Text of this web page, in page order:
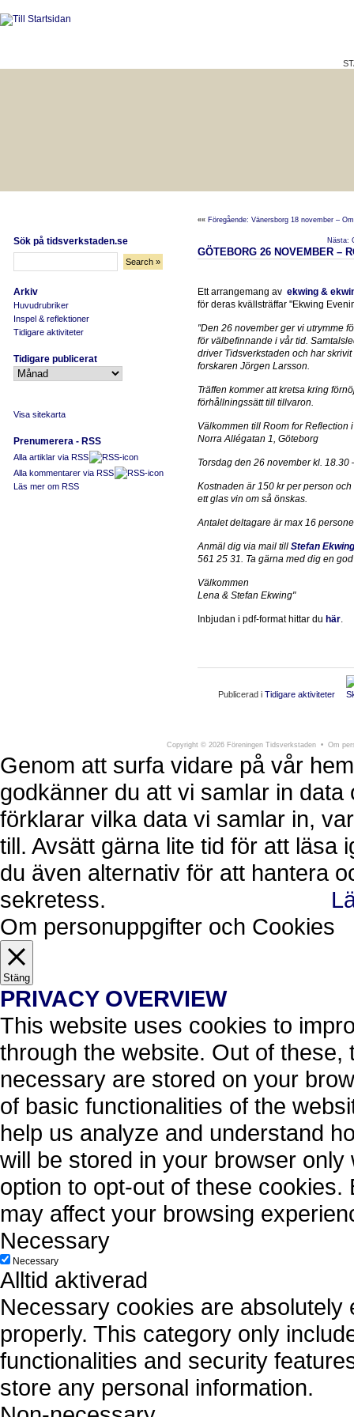
Sök på tidsverkstaden.se
Arkiv
Huvudrubriker
Inspel & reflektioner
Tidigare aktiviteter
Tidigare publicerat
Visa sitekarta
Prenumerera - RSS
Alla artiklar via RSS
Alla kommentarer via RSS
Läs mer om RSS
«« Föregående: Vänersborg 18 november –
Nästa:
GÖTEBORG 26 NOVEMBER –
Ett arrangemang av ekwing &
för deras kvällsträffar "Ekwing
"Den 26 november ger vi utrymme
för välbefinnande i vår tid.
driver Tidsverkstaden och har
forskaren Jörgen Larsson.
Träffen kommer att kretsa kring
förhållningssätt till tillvaron.
Välkommen till Room for Reflection
Norra Allégatan 1, Göteborg
Torsdag den 26 november kl. 18.30
Kostnaden är 150 kr per person
ett glas vin om så önskas.
Antalet deltagare är max 16
Anmäl dig via mail till Stefan Ekwing
561 25 31. Ta gärna med dig en
Välkommen
Lena & Stefan Ekwing"
Inbjudan i pdf-format hittar du här.
Publicerad i Tidigare aktiviteter
Copyright © 2026 Föreningen Tidsverkstaden • Om
Genom att surfa vidare på vår
godkänner du att vi samlar in
förklarar vilka data vi samlar in,
till. Avsätt gärna lite tid för att läsa
du även alternativ för att hantera
sekretess.
Om personuppgifter och Cookies
Stäng
PRIVACY OVERVIEW
This website uses cookies to
through the website. Out of
necessary are stored on your
of basic functionalities of the
help us analyze and understand
will be stored in your browser
option to opt-out of these
may affect your browsing
Necessary
Necessary
Alltid aktiverad
Necessary cookies are
properly. This category only
functionalities and security
store any personal information.